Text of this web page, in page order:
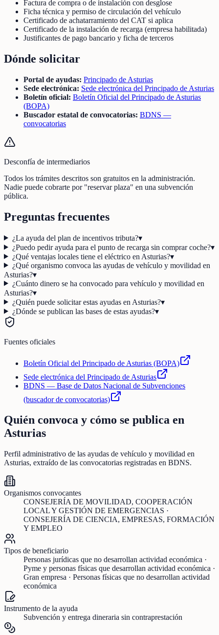
Factura de compra o de instalación con desglose
Ficha técnica y permiso de circulación del vehículo
Certificado de achatarramiento del CAT si aplica
Certificado de la instalación de recarga (empresa habilitada)
Justificantes de pago bancario y ficha de terceros
Dónde solicitar
Portal de ayudas: Principado de Asturias
Sede electrónica: Sede electrónica del Principado de Asturias
Boletín oficial: Boletín Oficial del Principado de Asturias
(BOPA)
Buscador estatal de convocatorias: BDNS —
convocatorias
Desconfía de intermediarios
Todos los trámites descritos son gratuitos en la administración.
Nadie puede cobrarte por "reservar plaza" en una subvención
pública.
Preguntas frecuentes
¿La ayuda del plan de incentivos tributa?▾
¿Puedo pedir ayuda para el punto de recarga sin comprar coche?▾
¿Qué ventajas locales tiene el eléctrico en Asturias?▾
¿Qué organismo convoca las ayudas de vehículo y movilidad en
Asturias?▾
¿Cuánto dinero se ha convocado para vehículo y movilidad en
Asturias?▾
¿Quién puede solicitar estas ayudas en Asturias?▾
¿Dónde se publican las bases de estas ayudas?▾
Fuentes oficiales
Boletín Oficial del Principado de Asturias (BOPA)
Sede electrónica del Principado de Asturias
BDNS — Base de Datos Nacional de Subvenciones
(buscador de convocatorias)
Quién convoca y cómo se publica en
Asturias
Perfil administrativo de las ayudas de vehículo y movilidad en
Asturias, extraído de las convocatorias registradas en BDNS.
Organismos convocantes
CONSEJERÍA DE MOVILIDAD, COOPERACIÓN
LOCAL Y GESTIÓN DE EMERGENCIAS ·
CONSEJERÍA DE CIENCIA, EMPRESAS, FORMACIÓN
Y EMPLEO
Tipos de beneficiario
Personas jurídicas que no desarrollan actividad económica ·
Pyme y personas físicas que desarrollan actividad económica ·
Gran empresa · Personas físicas que no desarrollan actividad
económica
Instrumento de la ayuda
Subvención y entrega dineraria sin contraprestación